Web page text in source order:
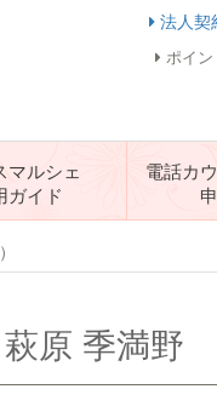
法人契
ポイン
マルシェ
ガイド
電話カ
原 季満野